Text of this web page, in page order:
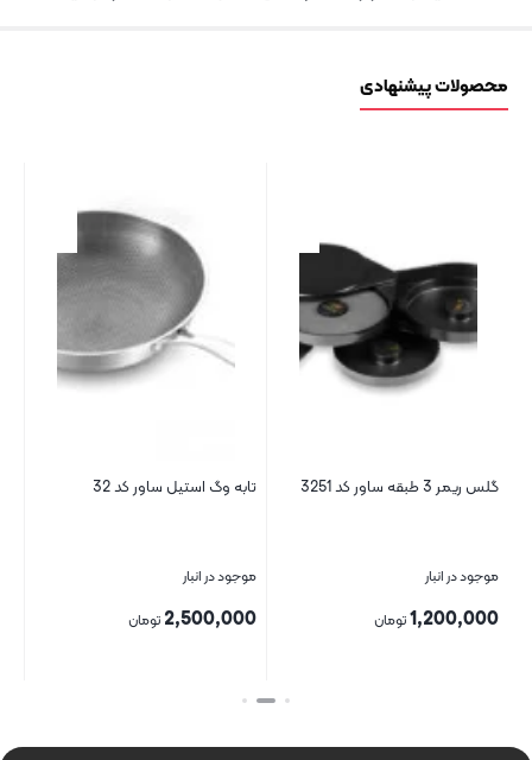
محصولات پیشنهادی
گلس ریمر 3 طبقه ساور کد 3251
موجود در انبار
1,200,000تومان
تابه وگ استیل ساور کد 32
موجود در انبار
2,500,000 تومان
بستن